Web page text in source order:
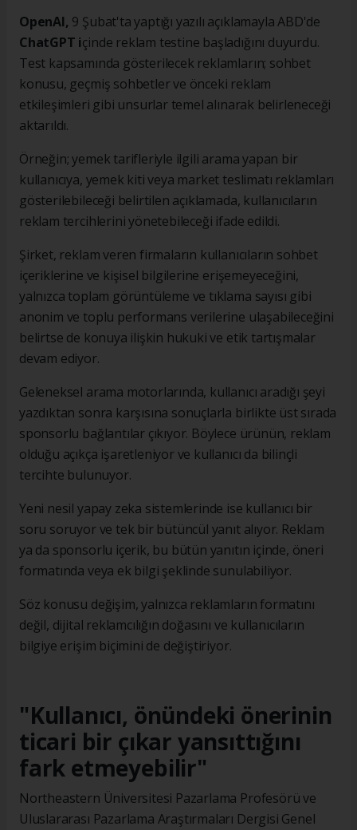
OpenAI, 9 Şubat'ta yaptığı yazılı açıklamayla ABD'de
ChatGPT içinde reklam testine başladığını duyurdu.
Test kapsamında gösterilecek reklamların; sohbet
konusu, geçmiş sohbetler ve önceki reklam
etkileşimleri gibi unsurlar temel alınarak belirleneceği
aktarıldı.
Örneğin; yemek tarifleriyle ilgili arama yapan bir
kullanıcıya, yemek kiti veya market teslimatı reklamları
gösterilebileceği belirtilen açıklamada, kullanıcıların
reklam tercihlerini yönetebileceği ifade edildi.
Şirket, reklam veren firmaların kullanıcıların sohbet
içeriklerine ve kişisel bilgilerine erişemeyeceğini,
yalnızca toplam görüntüleme ve tıklama sayısı gibi
anonim ve toplu performans verilerine ulaşabileceğini
belirtse de konuya ilişkin hukuki ve etik tartışmalar
devam ediyor.
Geleneksel arama motorlarında, kullanıcı aradığı şeyi
yazdıktan sonra karşısına sonuçlarla birlikte üst sırada
sponsorlu bağlantılar çıkıyor. Böylece ürünün, reklam
olduğu açıkça işaretleniyor ve kullanıcı da bilinçli
tercihte bulunuyor.
Yeni nesil yapay zeka sistemlerinde ise kullanıcı bir
soru soruyor ve tek bir bütüncül yanıt alıyor. Reklam
ya da sponsorlu içerik, bu bütün yanıtın içinde, öneri
formatında veya ek bilgi şeklinde sunulabiliyor.
Söz konusu değişim, yalnızca reklamların formatını
değil, dijital reklamcılığın doğasını ve kullanıcıların
bilgiye erişim biçimini de değiştiriyor.
"Kullanıcı, önündeki önerinin
ticari bir çıkar yansıttığını
fark etmeyebilir"
Northeastern Üniversitesi Pazarlama Profesörü ve
Uluslararası Pazarlama Araştırmaları Dergisi Genel